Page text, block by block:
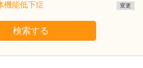
機能低下症 変更
検索する